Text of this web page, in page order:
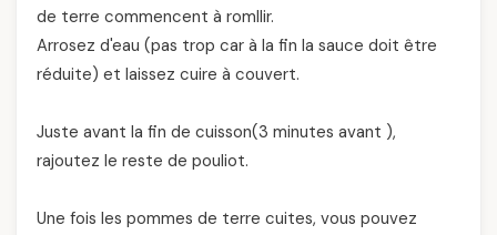
de terre commencent à romllir.
Arrosez d'eau (pas trop car à la fin la sauce doit être
réduite) et laissez cuire à couvert.
Juste avant la fin de cuisson(3 minutes avant ),
rajoutez le reste de pouliot.
Une fois les pommes de terre cuites, vous pouvez